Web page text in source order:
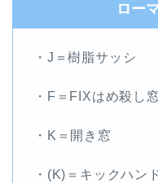
ロー
・J＝樹脂サッシ
・F＝FIXはめ殺し窓
・K＝開き窓
・(K)＝キックハン